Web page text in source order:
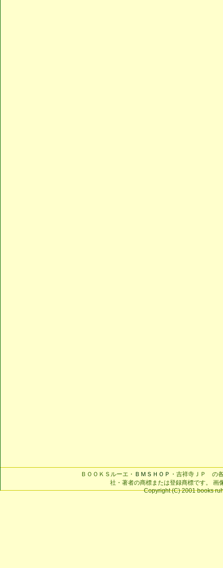
ＢＯＯＫＳルーエ・ ＢＭＳＨＯＰ ・吉祥寺ＪＰ の
社・著者の商標または登録商標です。 画
Copyright (C) 2001 books